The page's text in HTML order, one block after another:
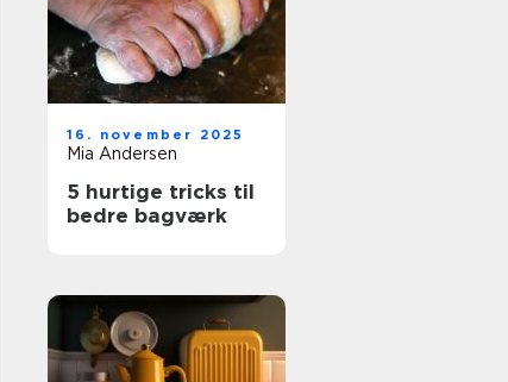
16. november 2025
Mia Andersen
5 hurtige tricks til
bedre bagværk